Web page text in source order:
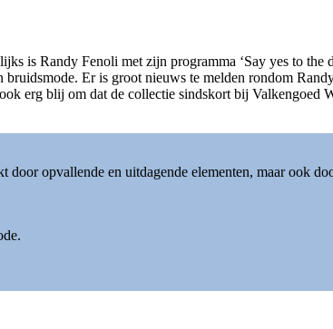
is Randy Fenoli met zijn programma ‘Say yes to
Er is groot nieuws te melden rondom
erg blij om dat de collectie sindskort bij Valkengoed
opvallende en uitdagende elementen, maar ook